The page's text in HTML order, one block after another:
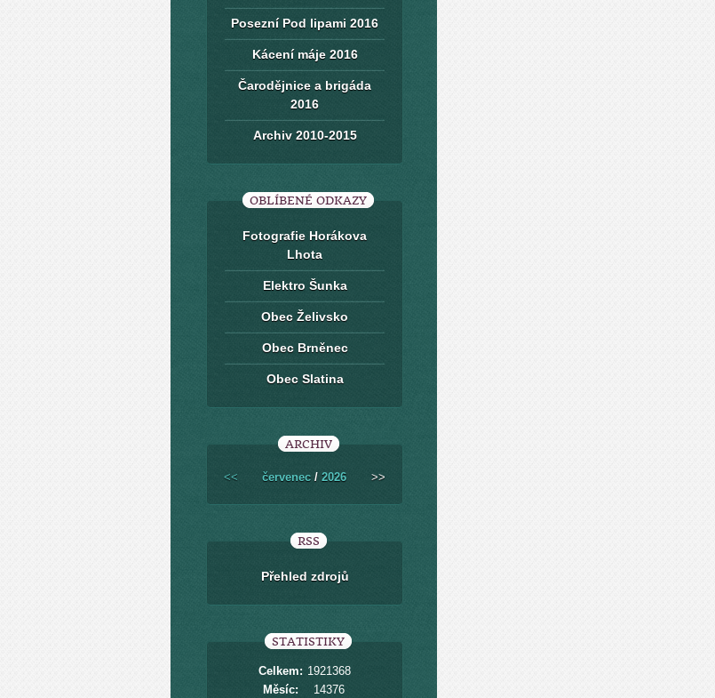
Posezní Pod lipami 2016
Kácení máje 2016
Čarodějnice a brigáda
2016
Archiv 2010-2015
OBLÍBENÉ ODKAZY
Fotografie Horákova
Lhota
Elektro Šunka
Obec Želivsko
Obec Brněnec
Obec Slatina
ARCHIV
<< červenec / 2026 >>
RSS
Přehled zdrojů
STATISTIKY
Celkem: 1921368
Měsíc:
14376